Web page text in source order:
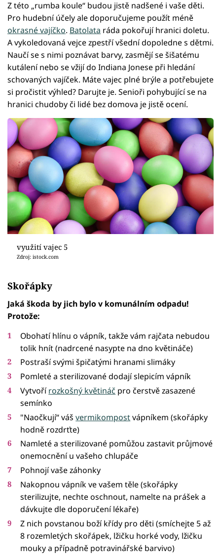
Z této „rumba koule“ budou jistě nadšené i vaše děti.
Pro hudební účely ale doporučujeme použít méně
okrasné vajíčko. Batolata ráda pokořují hranici doletu.
A vykoledovaná vejce zpestří všední dopoledne s dětmi.
Naučí se s nimi poznávat barvy, zasmějí se šišatému
kutálení nebo se vžijí do Indiana Jonese při hledání
schovaných vajíček. Máte vajec plné brýle a potřebujete
si pročistit výhled? Darujte je. Senioři pohybující se na
hranici chudoby či lidé bez domova je jistě ocení.
využití vajec 5
Zdroj: istock.com
Skořápky
Jaká škoda by jich bylo v komunálním odpadu!
Protože:
Obohatí hlínu o vápník, takže vám rajčata nebudou
tolik hnít (nadrcené nasypte na dno květináče)
Postraší svými špičatými hranami slimáky
Pomleté a sterilizované dodají slepicím vápník
Vytvořírozkošný květináč pro čerstvě zasazené
semínko
"Naočkují“ vášvermikompostvápníkem (skořápky
hodně rozdrťte)
Namleté a sterilizované pomůžou zastavit průjmové
onemocnění u vašeho chlupáče
Pohnojí vaše záhonky
Nakopnou vápník ve vašem těle (skořápky
sterilizujte, nechte oschnout, namelte na prášek a
dávkujte dle doporučení lékaře)
Z nich povstanou boží křídy pro děti (smíchejte 5 až
8 rozemletých skořápek, lžičku horké vody, lžičku
mouky a případně potravinářské barvivo)